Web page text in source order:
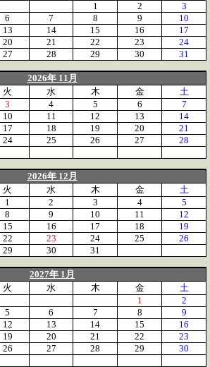
1
2
3
6 7 8 9
10
13 14 15 16
17
20 21 22 23
24
27 28 29 30 31
2026年 11月
火 水 木 金
土
3 4 5 6
7
10 11 12 13
14
17 18 19 20
21
24 25 26 27
28
2026年 12月
火 水 木 金
土
1
2 3 4
5
8 9 10 11
12
15 16 17 18
19
22 23 24 25
26
29 30 31
2027年 1月
火 水 木 金
土
1
2
5 6 7 8
9
12 13 14 15
16
19 20 21 22
23
26 27 28 29
30